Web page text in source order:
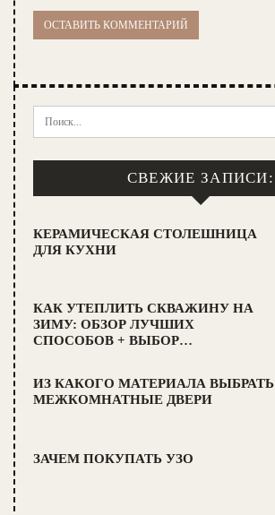
СВЕЖИЕ ЗАПИСИ:
КЕРАМИЧЕСКАЯ СТОЛЕШНИЦА
ДЛЯ КУХНИ
КАК УТЕПЛИТЬ СКВАЖИНУ НА
ЗИМУ: ОБЗОР ЛУЧШИХ
СПОСОБОВ + ВЫБОР…
ИЗ КАКОГО МАТЕРИАЛА ВЫБРАТЬ
МЕЖКОМНАТНЫЕ ДВЕРИ
ЗАЧЕМ ПОКУПАТЬ УЗО